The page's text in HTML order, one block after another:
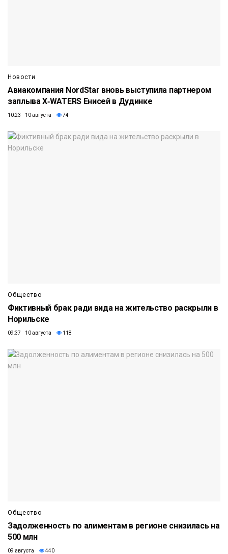
Новости
Авиакомпания NordStar вновь выступила партнером
заплыва X‑WATERS Енисей в Дудинке
10:23 10 августа 74
Общество
Фиктивный брак ради вида на жительство раскрыли в
Норильске
09:37 10 августа 118
Общество
Задолженность по алиментам в регионе снизилась на
500 млн
09 августа 440